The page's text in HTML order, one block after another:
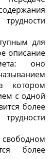
для
описание
оно
котором
с одной
более
более